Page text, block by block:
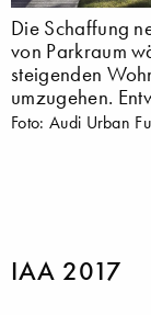
Die Schaffung
von Parkraum
steigenden
umzugehen.
Foto: Audi Urban
IAA 2017